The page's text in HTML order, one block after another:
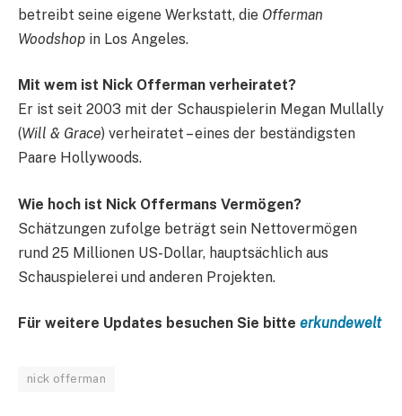
betreibt seine eigene Werkstatt, die Offerman
Woodshop in Los Angeles.
Mit wem ist Nick Offerman verheiratet?
Er ist seit 2003 mit der Schauspielerin Megan Mullally
(Will & Grace) verheiratet – eines der beständigsten
Paare Hollywoods.
Wie hoch ist Nick Offermans Vermögen?
Schätzungen zufolge beträgt sein Nettovermögen
rund 25 Millionen US-Dollar, hauptsächlich aus
Schauspielerei und anderen Projekten.
Für weitere Updates besuchen Sie bitte erkundewelt
nick offerman